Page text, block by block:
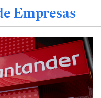
Empresas